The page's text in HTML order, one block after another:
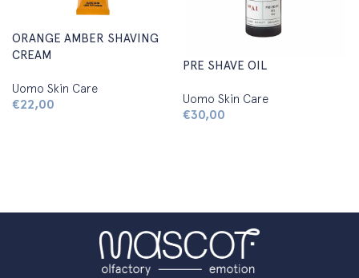
ORANGE AMBER SHAVING
CREAM
Uomo Skin Care
€22,00
PRE SHAVE OIL
Uomo Skin Care
€30,00